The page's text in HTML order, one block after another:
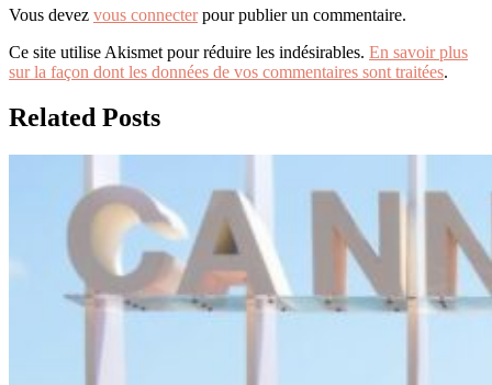
Vous devez vous connecterpour publier un commentaire.
Ce site utilise Akismet pour réduire les indésirables. En savoir plus
sur la façon dont les données de vos commentaires sont traitées.
Related Posts